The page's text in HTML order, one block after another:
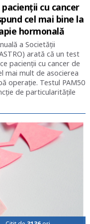
cu cancer
cel mai bine la
hormonală
a Societății
arată că un test
pacienții cu cancer de
mai mult de asocierea
operație. Testul PAM50
de particularitățile